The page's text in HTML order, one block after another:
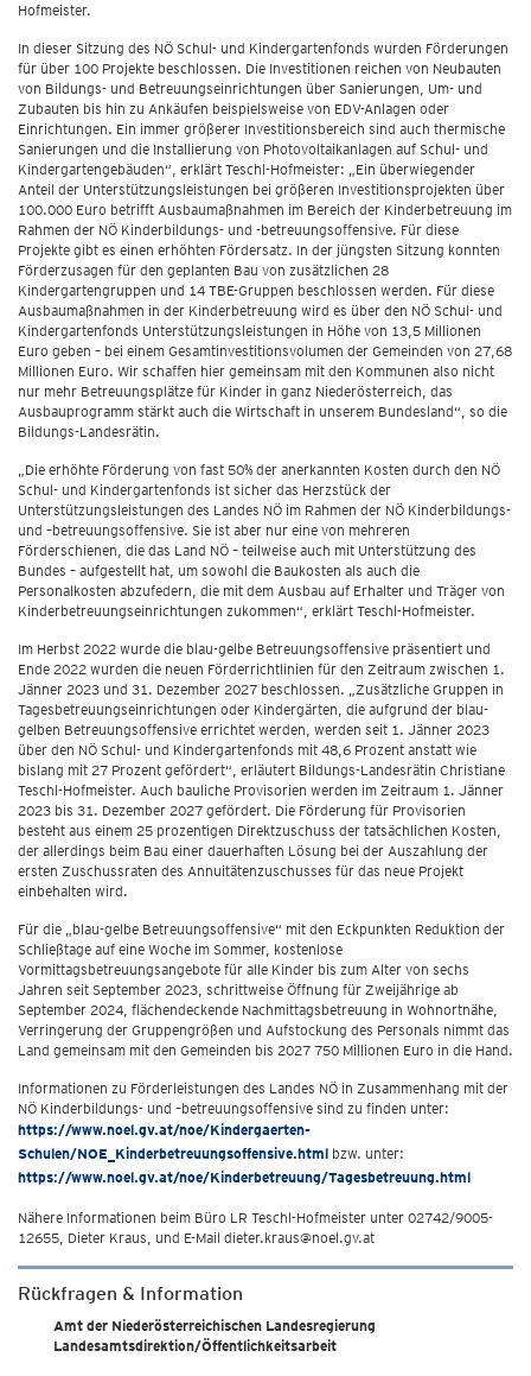
Hofmeister.
In dieser Sitzung des NÖ Schul- und Kindergartenfonds wurden Förderungen
für über 100 Projekte beschlossen. Die Investitionen reichen von Neubauten
von Bildungs- und Betreuungseinrichtungen über Sanierungen, Um- und
Zubauten bis hin zu Ankäufen beispielsweise von EDV-Anlagen oder
Einrichtungen. Ein immer größerer Investitionsbereich sind auch thermische
Sanierungen und die Installierung von Photovoltaikanlagen auf Schul- und
Kindergartengebäuden“, erklärt Teschl-Hofmeister: „Ein überwiegender
Anteil der Unterstützungsleistungen bei größeren Investitionsprojekten über
100.000 Euro betrifft Ausbaumaßnahmen im Bereich der Kinderbetreuung im
Rahmen der NÖ Kinderbildungs- und -betreuungsoffensive. Für diese
Projekte gibt es einen erhöhten Fördersatz. In der jüngsten Sitzung konnten
Förderzusagen für den geplanten Bau von zusätzlichen 28
Kindergartengruppen und 14 TBE-Gruppen beschlossen werden. Für diese
Ausbaumaßnahmen in der Kinderbetreuung wird es über den NÖ Schul- und
Kindergartenfonds Unterstützungsleistungen in Höhe von 13,5 Millionen
Euro geben – bei einem Gesamtinvestitionsvolumen der Gemeinden von 27,68
Millionen Euro. Wir schaffen hier gemeinsam mit den Kommunen also nicht
nur mehr Betreuungsplätze für Kinder in ganz Niederösterreich, das
Ausbauprogramm stärkt auch die Wirtschaft in unserem Bundesland“, so die
Bildungs-Landesrätin.
„Die erhöhte Förderung von fast 50% der anerkannten Kosten durch den NÖ
Schul- und Kindergartenfonds ist sicher das Herzstück der
Unterstützungsleistungen des Landes NÖ im Rahmen der NÖ Kinderbildungs-
und –betreuungsoffensive. Sie ist aber nur eine von mehreren
Förderschienen, die das Land NÖ – teilweise auch mit Unterstützung des
Bundes – aufgestellt hat, um sowohl die Baukosten als auch die
Personalkosten abzufedern, die mit dem Ausbau auf Erhalter und Träger von
Kinderbetreuungseinrichtungen zukommen“, erklärt Teschl-Hofmeister.
Im Herbst 2022 wurde die blau-gelbe Betreuungsoffensive präsentiert und
Ende 2022 wurden die neuen Förderrichtlinien für den Zeitraum zwischen 1.
Jänner 2023 und 31. Dezember 2027 beschlossen. „Zusätzliche Gruppen in
Tagesbetreuungseinrichtungen oder Kindergärten, die aufgrund der blau-
gelben Betreuungsoffensive errichtet werden, werden seit 1. Jänner 2023
über den NÖ Schul- und Kindergartenfonds mit 48,6 Prozent anstatt wie
bislang mit 27 Prozent gefördert“, erläutert Bildungs-Landesrätin Christiane
Teschl-Hofmeister. Auch bauliche Provisorien werden im Zeitraum 1. Jänner
2023 bis 31. Dezember 2027 gefördert. Die Förderung für Provisorien
besteht aus einem 25 prozentigen Direktzuschuss der tatsächlichen Kosten,
der allerdings beim Bau einer dauerhaften Lösung bei der Auszahlung der
ersten Zuschussraten des Annuitätenzuschusses für das neue Projekt
einbehalten wird.
Für die „blau-gelbe Betreuungsoffensive“ mit den Eckpunkten Reduktion der
Schließtage auf eine Woche im Sommer, kostenlose
Vormittagsbetreuungsangebote für alle Kinder bis zum Alter von sechs
Jahren seit September 2023, schrittweise Öffnung für Zweijährige ab
September 2024, flächendeckende Nachmittagsbetreuung in Wohnortnähe,
Verringerung der Gruppengrößen und Aufstockung des Personals nimmt das
Land gemeinsam mit den Gemeinden bis 2027 750 Millionen Euro in die Hand.
Informationen zu Förderleistungen des Landes NÖ in Zusammenhang mit der
NÖ Kinderbildungs- und –betreuungsoffensive sind zu finden unter:
https://www.noel.gv.at/noe/Kindergaerten-
Schulen/NOE_Kinderbetreuungsoffensive.html bzw. unter:
https://www.noel.gv.at/noe/Kinderbetreuung/Tagesbetreuung.html
Nähere Informationen beim Büro LR Teschl-Hofmeister unter 02742/9005-
12655, Dieter Kraus, und E-Mail dieter.kraus@noel.gv.at
Rückfragen & Information
Amt der Niederösterreichischen Landesregierung
Landesamtsdirektion/Öffentlichkeitsarbeit